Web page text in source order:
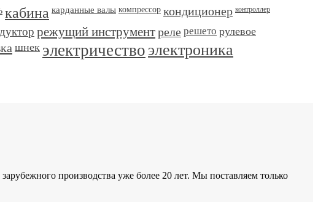
кабина карданные валы компрессор кондиционер контроллер
режущий инструментреле решето рулевое
шнек электричество электроника
производства уже более 20 лет. Мы поставляем только